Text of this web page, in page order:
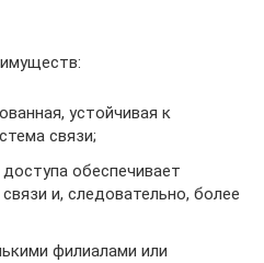
устойчивая к
связи;
обеспечивает
и, следовательно, более
филиалами или